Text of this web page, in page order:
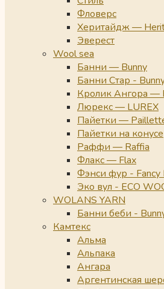
Фловерс
Херитайдж —
Эверест
Wool sea
Банни — Bunny
Банни Стар -
Кролик Ангора —
Люрекс — LUREX
Пайетки —
Пайетки на конусе
Раффи — Raffia
Флакс — Flax
Фэнси фур - Fancy
Эко вул - ECO
WOLANS YARN
Банни беби -
Камтекс
Альма
Альпака
Ангара
Аргентинская